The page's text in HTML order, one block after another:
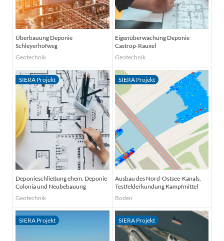
Überbauung Deponie
Schleyerhofweg
Geotechnik
Eigenüberwachung Deponie
Castrop-Rauxel
Geotechnik
Deponieschließung ehem. Deponie
Colonia und Neubebauung
Geotechnik
Ausbau des Nord-Ostsee-Kanals,
Testfelderkundung Kampfmittel
Boden